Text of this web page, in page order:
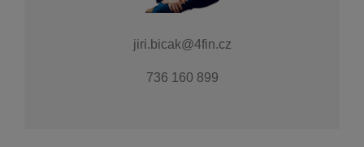
jiri.bicak@4fin.cz
736 160 899